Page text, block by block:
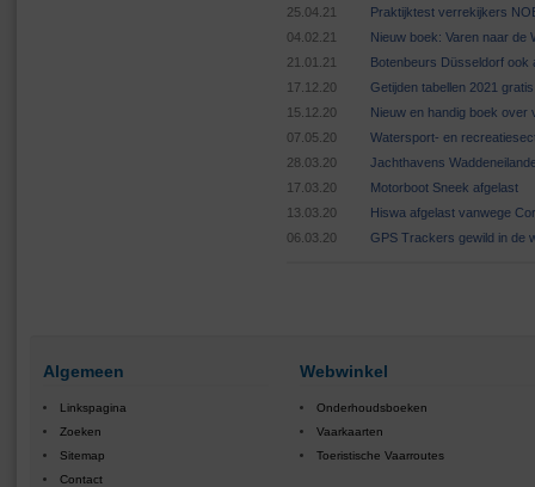
25.04.21
Praktijktest verrekijkers
04.02.21
Nieuw boek: Varen naar de
21.01.21
Botenbeurs Düsseldorf ook
17.12.20
Getijden tabellen 2021
15.12.20
Nieuw en handig boek over
07.05.20
Watersport- en
28.03.20
Jachthavens
17.03.20
Motorboot Sneek afgelast
13.03.20
Hiswa afgelast vanwege
06.03.20
GPS Trackers gewild in de
Algemeen
Linkspagina
Zoeken
Sitemap
Contact
Webwinkel
Onderhoudsboeken
Vaarkaarten
Toeristische Vaarroutes